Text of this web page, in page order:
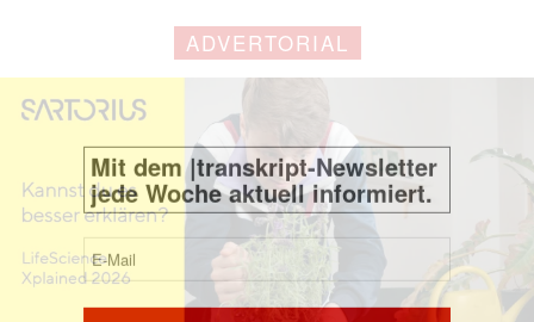
ADVERTORIAL